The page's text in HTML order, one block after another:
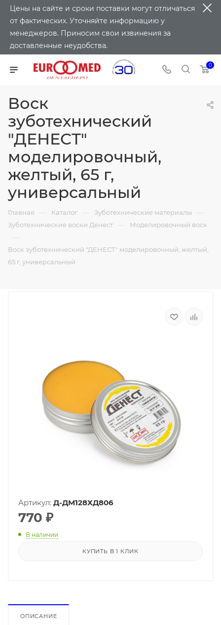
Цены на сайте и сроки поставки могут отличаться
от фактических. Уточняйте информацию у
менеджеров. Приносим свои извинения за
доставленные неудобства.
0
Воск
зуботехнический
"ДЕНЕСТ"
моделировочный,
желтый, 65 г,
универсальный
Главная — Каталог — Зуботехнические материалы —
Зуботехнические воски Денест — Моделировочный воск
—
Воск зуботехнический "ДЕНЕСТ" моделировочный, желтый,
65 г, универсальный
Артикул: Д-ДМ128ХД806
770 ₽
В наличии
КУПИТЬ В 1 КЛИК
ОПИСАНИЕ